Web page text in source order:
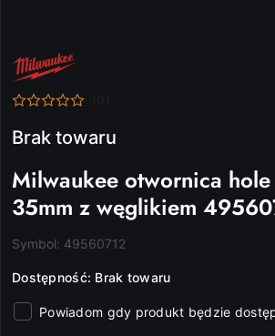
NAZWA
PRODUCENTA:
MILWAUKEE
Brak towaru
Milwaukee otwornica
35mm z węglikiem
Symbol: 49560712
Dostępność: Brak towaru
Powiadom gdy produkt będzie